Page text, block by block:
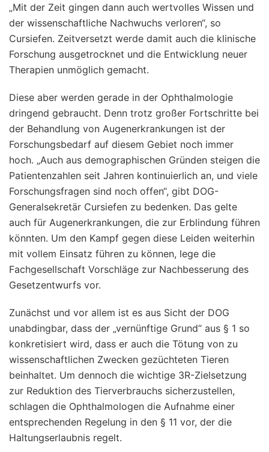
„Mit der Zeit gingen dann auch wertvolles Wissen und
der wissenschaftliche Nachwuchs verloren“, so
Cursiefen. Zeitversetzt werde damit auch die klinische
Forschung ausgetrocknet und die Entwicklung neuer
Therapien unmöglich gemacht.
Diese aber werden gerade in der Ophthalmologie
dringend gebraucht. Denn trotz großer Fortschritte bei
der Behandlung von Augenerkrankungen ist der
Forschungsbedarf auf diesem Gebiet noch immer
hoch. „Auch aus demographischen Gründen steigen die
Patientenzahlen seit Jahren kontinuierlich an, und viele
Forschungsfragen sind noch offen“, gibt DOG-
Generalsekretär Cursiefen zu bedenken. Das gelte
auch für Augenerkrankungen, die zur Erblindung führen
könnten. Um den Kampf gegen diese Leiden weiterhin
mit vollem Einsatz führen zu können, lege die
Fachgesellschaft Vorschläge zur Nachbesserung des
Gesetzentwurfs vor.
Zunächst und vor allem ist es aus Sicht der DOG
unabdingbar, dass der „vernünftige Grund“ aus § 1 so
konkretisiert wird, dass er auch die Tötung von zu
wissenschaftlichen Zwecken gezüchteten Tieren
beinhaltet. Um dennoch die wichtige 3R-Zielsetzung
zur Reduktion des Tierverbrauchs sicherzustellen,
schlagen die Ophthalmologen die Aufnahme einer
entsprechenden Regelung in den § 11 vor, der die
Haltungserlaubnis regelt.